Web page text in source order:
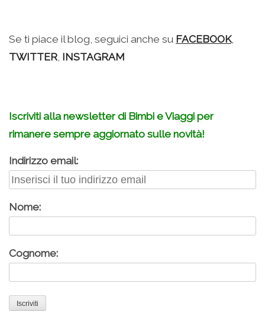
Se ti piace il blog, seguici anche su FACEBOOK,
TWITTER, INSTAGRAM
Iscriviti alla newsletter di Bimbi e Viaggi per
rimanere sempre aggiornato sulle novità!
Indirizzo email:
Nome:
Cognome: